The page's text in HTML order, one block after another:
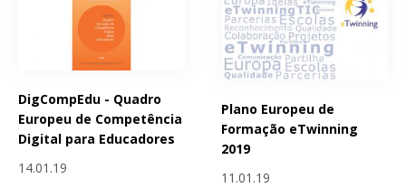
DigCompEdu - Quadro
Europeu de Competência
Digital para Educadores
14.01.19
Plano Europeu de
Formação eTwinning
2019
11.01.19